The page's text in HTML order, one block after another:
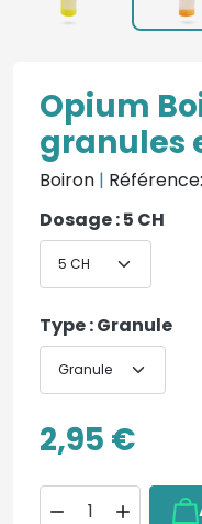
Opium
granules
Boiron |
Dosage : 5 CH
Type : Granule
2,95 €
 